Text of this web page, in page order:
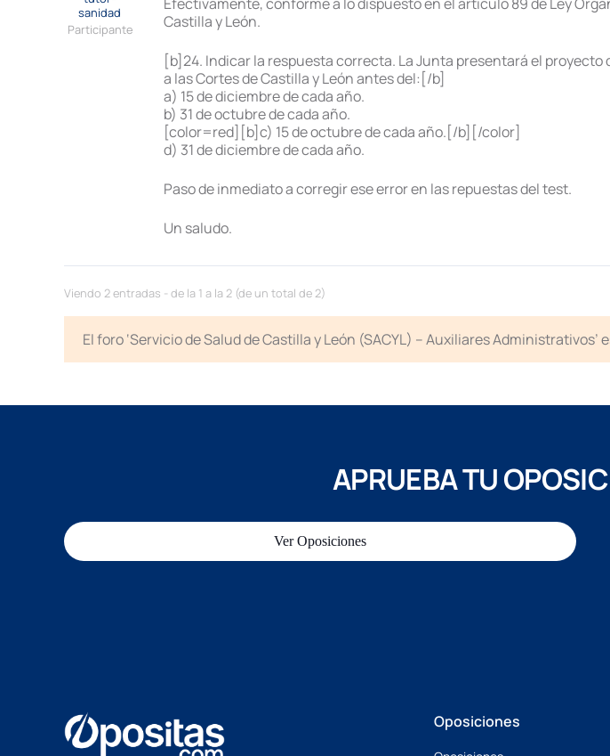
sanidad
Participante
Castilla y León.
[b]24. Indicar la respuesta correcta. La Junta presentará el proyecto
a las Cortes de Castilla y León antes del:[/b]
a) 15 de diciembre de cada año.
b) 31 de octubre de cada año.
[color=red][b]c) 15 de octubre de cada año.[/b][/color]
d) 31 de diciembre de cada año.
Paso de inmediato a corregir ese error en las repuestas del test.
Un saludo.
Viendo 2 entradas - de la 1 a la 2 (de un total de 2)
El foro ‘Servicio de Salud de Castilla y León (SACYL) – Auxiliares
APRUEBA TU
Ver Oposiciones
Oposiciones